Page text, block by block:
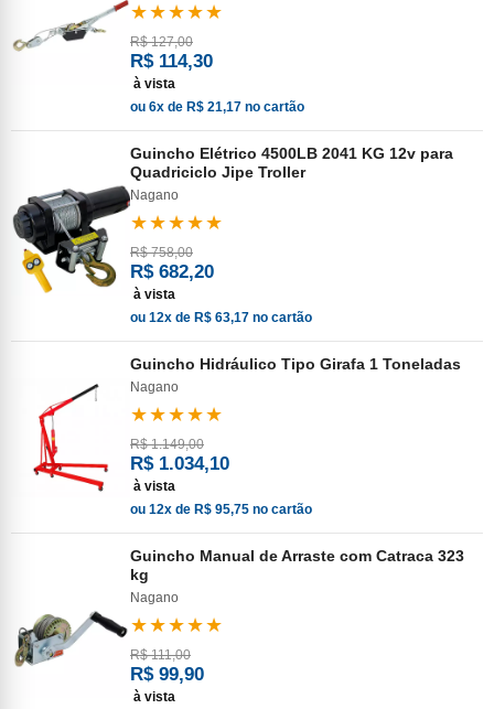
★★★★★
R$ 127,00
R$ 114,30
à vista
ou 6x de R$ 21,17 no cartão
Guincho Elétrico 4500LB 2041 KG 12v para
Quadriciclo Jipe Troller
Nagano
★★★★★
R$ 758,00
R$ 682,20
à vista
ou 12x de R$ 63,17 no cartão
Guincho Hidráulico Tipo Girafa 1 Toneladas
Nagano
★★★★★
R$ 1.149,00
R$ 1.034,10
à vista
ou 12x de R$ 95,75 no cartão
Guincho Manual de Arraste com Catraca 323
kg
Nagano
★★★★★
R$ 111,00
R$ 99,90
à vista